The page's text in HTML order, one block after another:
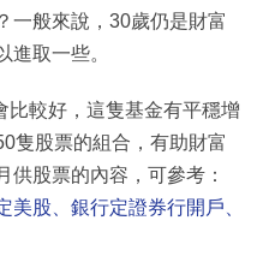
一般來說，30歲仍是財富
進取一些。
比較好，這隻基金有平穩增
隻股票的組合，有助財富
供股票的內容，可參考：
美股、銀行定證券行開戶、